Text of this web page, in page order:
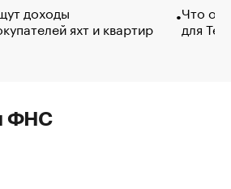
доходы
яхт и квартир
Что
для
ФНС